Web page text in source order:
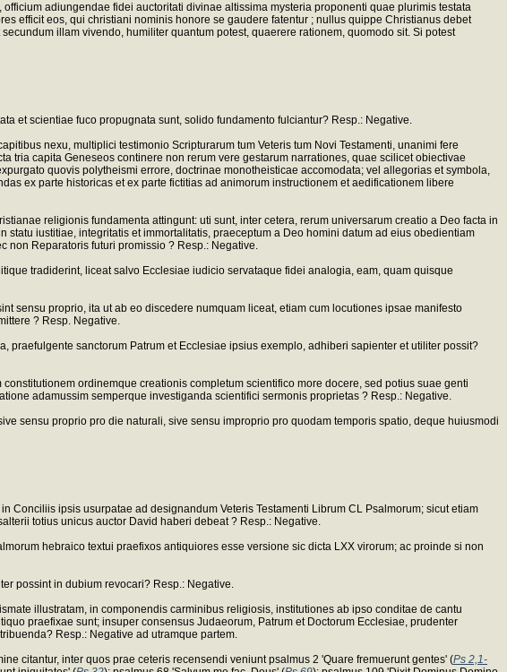
adiungendae fidei auctoritati divinae altissima mysteria proponenti quae plurimis testata
efficit eos, qui christiani nominis honore se gaudere fatentur ; nullus quippe Christianus debet
illam vivendo, humiliter quantum potest, quaerere rationem, quomodo sit. Si potest
et scientiae fuco propugnata sunt, solido fundamento fulciantur? Resp.: Negative.
nexu, multiplici testimonio Scripturarum tum Veteris tum Novi Testamenti, unanimi fere
tria capita Geneseos continere non rerum vere gestarum narrationes, quae scilicet obiectivae
quovis polytheismi errore, doctrinae monotheisticae accomodata; vel allegorias et symbola,
ex parte historicas et ex parte fictitias ad animorum instructionem et aedificationem libere
religionis fundamenta attingunt: uti sunt, inter cetera, rerum universarum creatio a Deo facta in
iustitiae, integritatis et immortalitatis, praeceptum a Deo homini datum ad eius obedientiam
non Reparatoris futuri promissio ? Resp.: Negative.
tradiderint, liceat salvo Ecclesiae iudicio servataque fidei analogia, eam, quam quisque
sensu proprio, ita ut ab eo discedere numquam liceat, etiam cum locutiones ipsae manifesto
? Resp. Negative.
sanctorum Patrum et Ecclesiae ipsius exemplo, adhiberi sapienter et utiliter possit?
ordinemque creationis completum scientifico more docere, sed potius suae genti
adamussim semperque investiganda scientifici sermonis proprietas ? Resp.: Negative.
sensu proprio pro die naturali, sive sensu improprio pro quodam temporis spatio, deque huiusmodi
ipsis usurpatae ad designandum Veteris Testamenti Librum CL Psalmorum; sicut etiam
totius unicus auctor David haberi debeat ? Resp.: Negative.
hebraico textui praefixos antiquiores esse versione sic dicta LXX virorum; ac proinde si non
possint in dubium revocari? Resp.: Negative.
illustratam, in componendis carminibus religiosis, institutiones ab ipso conditae de cantu
praefixae sunt; insuper consensus Judaeorum, Patrum et Doctorum Ecclesiae, prudenter
Resp.: Negative ad utramque partem.
citantur, inter quos prae ceteris recensendi veniunt psalmus 2 'Quare fremuerunt gentes' (Ps 2,1-